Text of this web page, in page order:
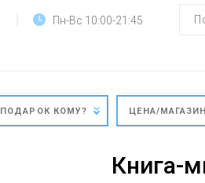
Пн-Вс 10:00-21:45
ПОДАРОК КОМУ? ЦЕНА/МАГАЗИН
Книга-